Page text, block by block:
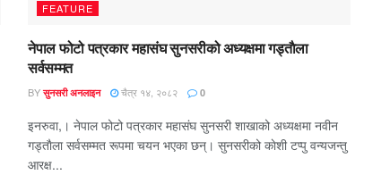
FEATURE
नेपाल फोटो पत्रकार महासंघ सुनसरीको अध्यक्षमा गड्ताैला
सर्वसम्मत
BY सुनसरी अनलाइन चैत्र १४, २०८२ 0
इनरुवा,। नेपाल फोटो पत्रकार महासंघ सुनसरी शाखाको अध्यक्षमा नवीन
गड्ताैला सर्वसम्मत रूपमा चयन भएका छन्। सुनसरीको काेशी टप्पु वन्यजन्तु
आरक्ष...